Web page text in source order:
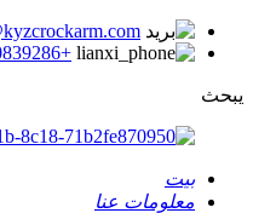
+8618080839286
يبحث
بيت
معلومات عنا